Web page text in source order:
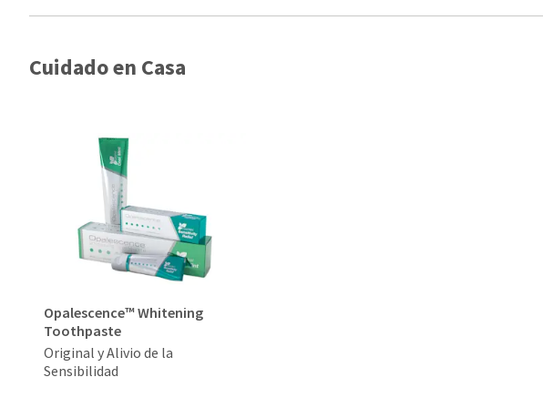
Cuidado en Casa
Opalescence™ Whitening
Toothpaste
Original y Alivio de la
Sensibilidad